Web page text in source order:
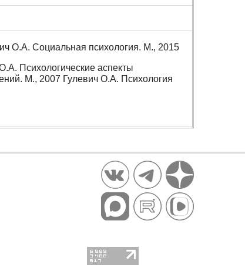
О.А. Социальная психология. М., 2015
Психологические аспекты
М., 2007 Гулевич О.А. Психология